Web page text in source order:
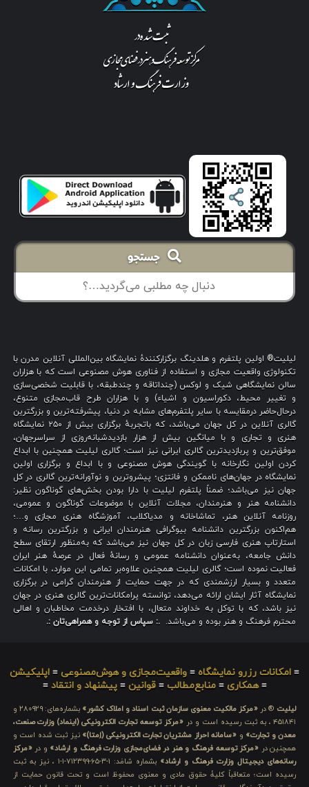
جستجو
لیلیت® اولین پلتفرم و هلدینگ برگزارکنندهٔ نمایشگاه بین‌المللی آنلاین مدرن با
تکنولوژی واقعیت مجازی و استفاده از فناوری هوش مصنوعی است که با هزاران
سالن نمایشگاهی شیک و لوکس (چنداتاقه و چندطبقه، با قابلیت شخصی‌سازی
و تغییر محیط، دکوراسیون و اشیاء) و با هزاران طرح قاب‌مجازی متنوع،
درحال‌حاضر درمقایسه با سایر پلتفرم‌های مشابه در دنیا، پیشرفته‌ترین و بزرگترین
گالری آنلاین در کل جهان می‌باشد، که باتجربهٔ برگزاری بیش از ۲۵۰ نمایشگاه
هنری و تجاری و با میانگین بیش از هزار بازدیدشبانه‌روزی از سراسرجهان،
موفق‌ترین و پربازدیدترین گالری ایرانی نیز است؛ گالری لیلیت همچنین با ابداع
کردن اولین نگارخانه با گویندگی هوش مصنوعی و با ابداع و برگزاری اولین
نمایشگاه در جهان‌های ناممکن و فانتزی؛ پیشروترین و نوآورانه‌ترین گالری در کل
جهان نیز می‌باشد؛ ضمناً پلتفرم لیلیت با دارا بودن بخش‌های گوناگون نظیر:
دانشنامه هنر و هنرمندان، مجلات آنلاین با موضوعات گوناگون و عمومی،
روزنامه آنلاین هنر، تماشاخانه و مدیاکلاب، آموزشگاه هنری مجازی و…؛
هم‌اکنون بزرگترین دانشنامه بیوگرافی هنرمندان ایرانی و بزرگترین رسانه و
استارتاپ هنری فارسی زبان در کل جهان نیز می‌باشد که به‌منظور ارتقای سطح
دانش جامعه، به‌عنوان دانشنامه عمومی و رسانهٔ فعال در عرصهٔ هنر ایران
فعالیت نموده است؛ گالری لیلیت همچنین علاوه‌بر تمامی این موارد، با امکانات
متعدد و بسیار ارزشمندی که در جهت حمایت از هنرمندان گرامی در برگزاری
نمایشگاه آثار ایشان ارائه می‌دهد، توانسته پرامکانات‌ترین گالری هنری در جهان
نیز باشد، که با توکل به خداوند متعال، با افتخار درخدمت مخاطبان و اهالی
محترم فرهنگ و هنر بوده و می‌باشد. .: سپاس از توجه و همراهی‌تان :.
≡ امکانات رزرو نمایشگاه ≡ واقعیت‌مجازی و هوش‌مصنوعی ≡ اپلیکیشن
≡همکاری ≡منابع‌مطالب ≡قوانین ≡پیشنهاد و انتقاد ≡
لیلیت ® در «مرکز مالکیت معنوی سازمان ثبت اسناد و املاک کشور»
بشماره‌های: ۲۸۰۹۲۹ و
۴۵۱۸۴۱ ، به ثبت رسیده است و در
«مرکز توسعه تجارت الکترونیکی (اینماد) وزارت صنعت،
معدن و تجارت» و «سامانه احراز مشتریان تجارت الکترونیکی (اِمتا)» نیز ثبت شده است و
همچنین در «مرکز توسعه فرهنگ و هنر در فضای‌مجازی وزارت فرهنگ و ارشاد» و در«مرکز
رسانه‌های دیجیتال وزارت فرهنگ و ارشاد»
بشماره شامَد: ۱-۳-۶۵-۷۱۲۳۹۹-۱-۱ ، نیز به ثبت
رسیده است؛ متعاقباً کلیهٔ حقوق مادی و معنوی محفوظ است و تحت قانون حمایت از